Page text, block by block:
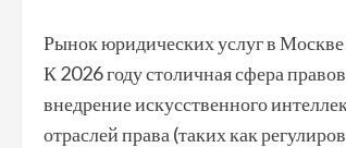
Рынок юридических услуг в Москве
К 2026 году столичная сфера
внедрение искусственного
отраслей права (таких как